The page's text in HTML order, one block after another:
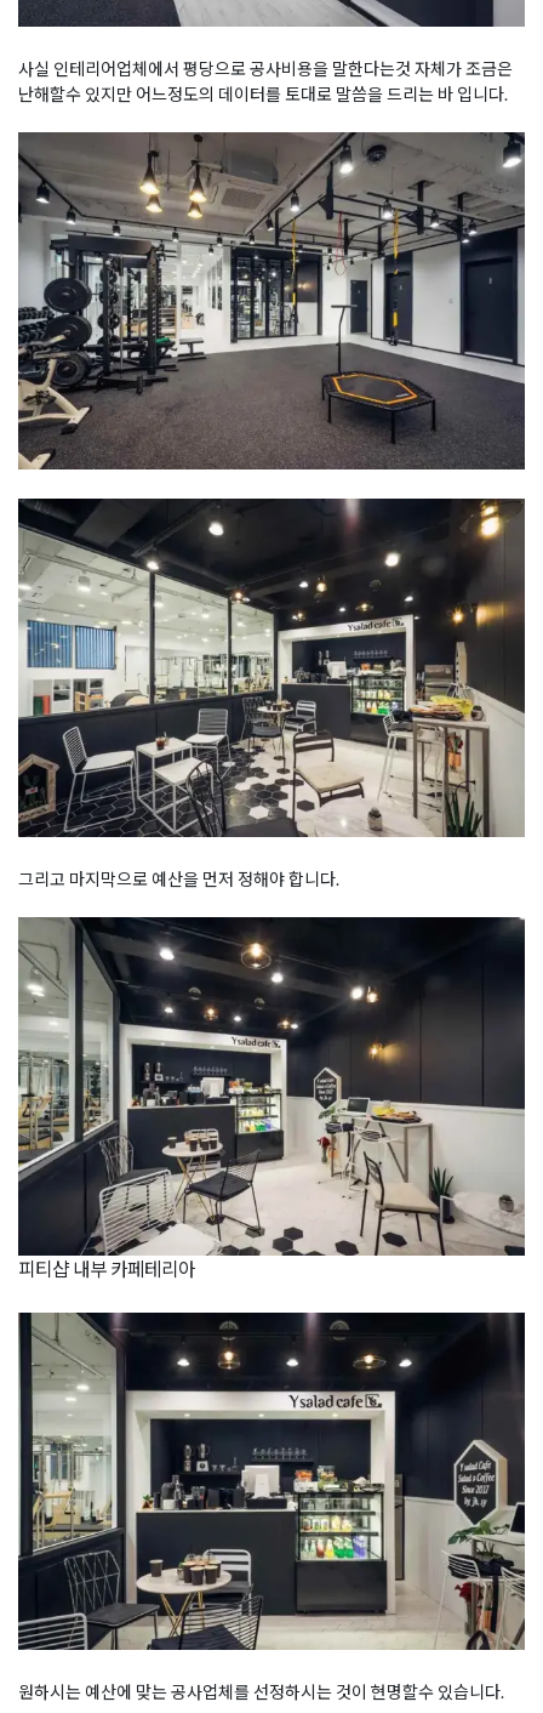
사실 인테리어업체에서 평당으로 공사비용을 말한다는것 자체가 조금은
난해할수 있지만 어느정도의 데이터를 토대로 말씀을 드리는 바 입니다.
그리고 마지막으로 예산을 먼저 정해야 합니다.
피티샵 내부 카페테리아
원하시는 예산에 맞는 공사업체를 선정하시는 것이 현명할수 있습니다.